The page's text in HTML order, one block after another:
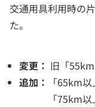
交通用具利用時の
た。
変更： 旧「
追加：
「65km
「75km以上